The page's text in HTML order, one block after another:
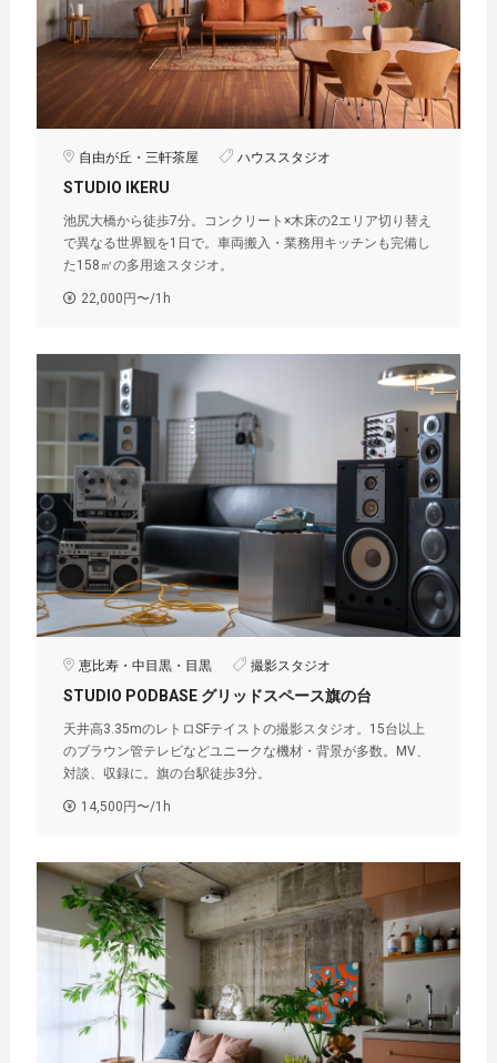
自由が丘・三軒茶屋 ハウススタジオ
STUDIO IKERU
池尻大橋から徒歩7分。コンクリート×木床の2エリア切り替え
で異なる世界観を1日で。車両搬入・業務用キッチンも完備し
た158㎡の多用途スタジオ。
22,000円〜/1h
恵比寿・中目黒・目黒 撮影スタジオ
STUDIO PODBASE グリッドスペース旗の台
天井高3.35mのレトロSFテイストの撮影スタジオ。15台以上
のブラウン管テレビなどユニークな機材・背景が多数。MV、
対談、収録に。旗の台駅徒歩3分。
14,500円〜/1h